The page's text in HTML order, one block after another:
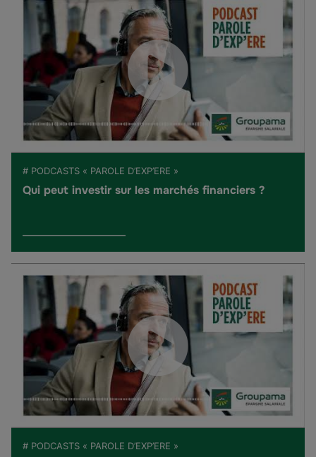
# PODCASTS « PAROLE D’EXP’ERE »
Qui peut investir sur les marchés financiers ?
# PODCASTS « PAROLE D’EXP’ERE »